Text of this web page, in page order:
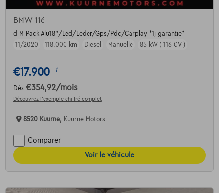
BMW 116
d M Pack Alu18"/Led/Leder/Gps/Pdc/Carplay *1j garantie*
11/2020
118.000 km Diesel Manuelle 85 kW ( 116 CV )
€17.900 1
Dès €354,92/mois
Découvrez l’exemple chiffré complet
8520 Kuurne, Kuurne Motors
Comparer
Voir le véhicule